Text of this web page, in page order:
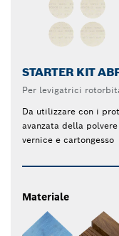
STARTER KIT
Per levigatrici
Da utilizzare con i
avanzata della
vernice e cartongesso
Materiale